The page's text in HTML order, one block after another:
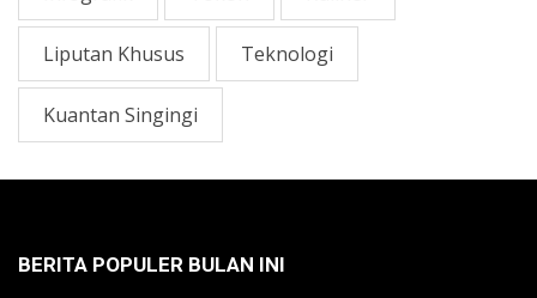
Liputan Khusus Teknologi
Kuantan Singingi
BERITA POPULER BULAN INI